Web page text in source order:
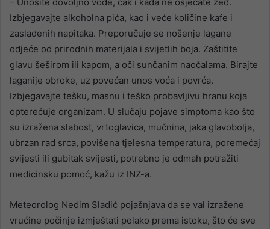
Izbjegavajte alkoholna pića, kao i veće količine kafe i
zaslađenih napitaka. Preporučuje se nošenje lagane
odjeće od prirodnih materijala i svijetlih boja. Zaštitite
glavu šeširom ili kapom, a oči sunčanim naočalama. Birajte
laganije obroke, uz povećan unos voća i povrća.
Izbjegavajte tešku, masnu i teško probavljivu hranu koja
opterećuje organizam. U slučaju pojave simptoma kao što
su izražena slabost, vrtoglavica, mučnina, jaka glavobolja,
ubrzan rad srca, povišena tjelesna temperatura, poremećaj
svijesti ili gubitak svijesti, potrebno je odmah potražiti
medicinsku pomoć, kažu iz INZ-a.
Meteorolog Nedim Sladić pojašnjava da se val izražene
vrućine počinje izmještati polako prema istoku, što će sve